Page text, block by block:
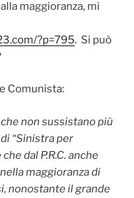
maggioranza, mi
?p=795. Si può
Comunista:
non sussistano più
“Sinistra per
dal P.R.C. anche
maggioranza di
nonostante il grande